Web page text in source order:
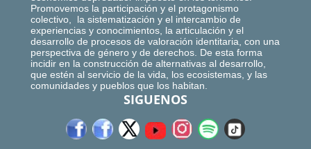
Promovemos la participación y el protagonismo
colectivo, la sistematización y el intercambio de
experiencias y conocimientos, la articulación y el
desarrollo de procesos de valoración identitaria, con una
perspectiva de género y de derechos. De esta forma
incidir en la construcción de alternativas al desarrollo,
que estén al servicio de la vida, los ecosistemas, y las
comunidades y pueblos que los habitan.
SIGUENOS